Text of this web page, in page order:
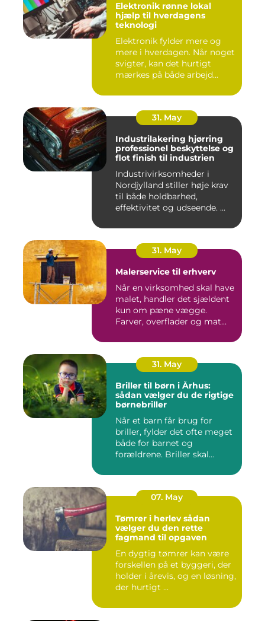
Elektronik rønne lokal
hjælp til hverdagens
teknologi
Elektronik fylder mere og
mere i hverdagen. Når noget
svigter, kan det hurtigt
mærkes på både arbejd...
31. May
Industrilakering hjørring
professionel beskyttelse og
flot finish til industrien
Industrivirksomheder i
Nordjylland stiller høje krav
til både holdbarhed,
effektivitet og udseende. ...
31. May
Malerservice til erhverv
Når en virksomhed skal have
malet, handler det sjældent
kun om pæne vægge.
Farver, overflader og mat...
31. May
Briller til børn i Århus:
sådan vælger du de rigtige
børnebriller
Når et barn får brug for
briller, fylder det ofte meget
både for barnet og
forældrene. Briller skal...
07. May
Tømrer i herlev sådan
vælger du den rette
fagmand til opgaven
En dygtig tømrer kan være
forskellen på et byggeri, der
holder i årevis, og en løsning,
der hurtigt ...